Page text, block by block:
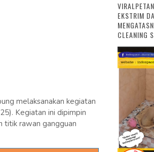
melaksanakan kegiatan
Kegiatan ini dipimpin
titik rawan gangguan
EKSTRIM
CLEANING